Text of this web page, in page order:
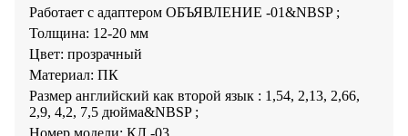
Работает с адаптером ОБЪЯВЛЕНИЕ -01&NBSP ;
Толщина: 12-20 мм
Цвет: прозрачный
Материал: ПК
Размер английский как второй язык : 1,54, 2,13, 2,66,
2,9, 4,2, 7,5 дюйма&NBSP ;
Номер модели: КЛ -03